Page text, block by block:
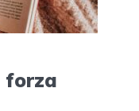
forza